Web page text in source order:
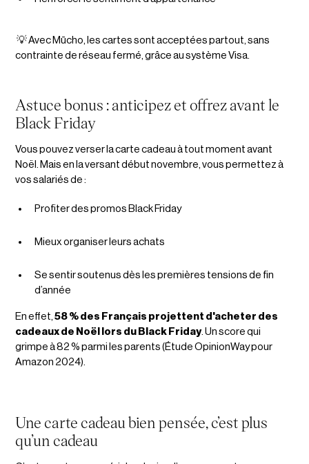
💡 Avec Mūcho, les cartes sont acceptées partout, sans
contrainte de réseau fermé, grâce au système Visa.
Astuce bonus : anticipez et offrez avant le
Black Friday
Vous pouvez verser la carte cadeau à tout moment avant
Noël. Mais en la versant début novembre, vous permettez à
vos salariés de :
Profiter des promos Black Friday
Mieux organiser leurs achats
Se sentir soutenus dès les premières tensions de fin
d’année
En effet,58 % des Français projettent d'acheter des
cadeaux de Noël lors du Black Friday. Un score qui
grimpe à 82 % parmi les parents (Étude OpinionWay pour
Amazon 2024).
Une carte cadeau bien pensée, c’est plus
qu’un cadeau